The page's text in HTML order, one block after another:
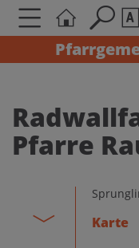
Schriftgröße
AA
A
Pfarre
Karte